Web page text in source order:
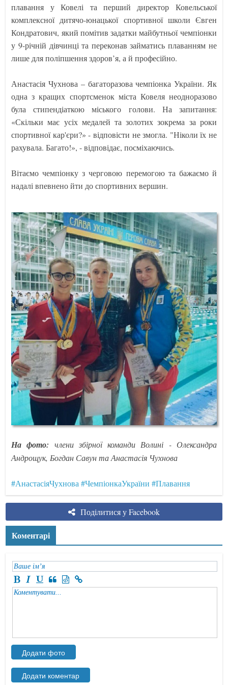
плавання у Ковелі та перший директор Ковельської
комплексної дитячо-юнацької спортивної школи Євген
Кондратович, який помітив задатки майбутньої чемпіонки
у 9-річній дівчинці та переконав займатись плаванням не
лише для поліпшення здоров’я, а й професійно.
Анастасія Чухнова – багаторазова чемпіонка України. Як
одна з кращих спортсменок міста Ковеля неодноразово
була стипендіаткою міського голови. На запитання:
«Скільки має усіх медалей та золотих зокрема за роки
спортивної кар'єри?» - відповісти не змогла. "Ніколи їх не
рахувала. Багато!», - відповідає, посміхаючись.
Вітаємо чемпіонку з черговою перемогою та бажаємо й
надалі впевнено йти до спортивних вершин.
На фото: члени збірної команди Волині - Олександра
Андрощук, Богдан Савун та Анастасія Чухнова
#АнастасіяЧухнова #ЧемпіонкаУкраїни #Плавання
Поділитися у Facebook
Коментарі